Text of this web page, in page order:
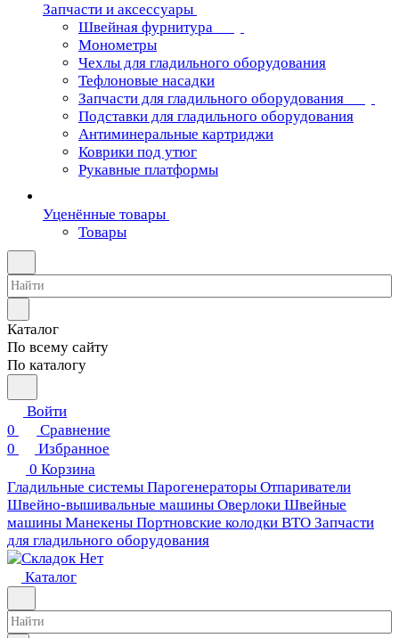
Запчасти и аксессуары
Швейная фурнитура
Монометры
Чехлы для гладильного оборудования
Тефлоновые насадки
Запчасти для гладильного оборудования
Подставки для гладильного оборудования
Антиминеральные картриджи
Коврики под утюг
Рукавные платформы
Уценённые товары
Товары
Каталог
По всему сайту
По каталогу
Войти
0
Сравнение
0
Избранное
0 Корзина
Гладильные системы Парогенераторы Отпариватели
Швейно-вышивальные машины Оверлоки Швейные
машины Манекены Портновские колодки ВТО Запчасти
для гладильного оборудования
Каталог